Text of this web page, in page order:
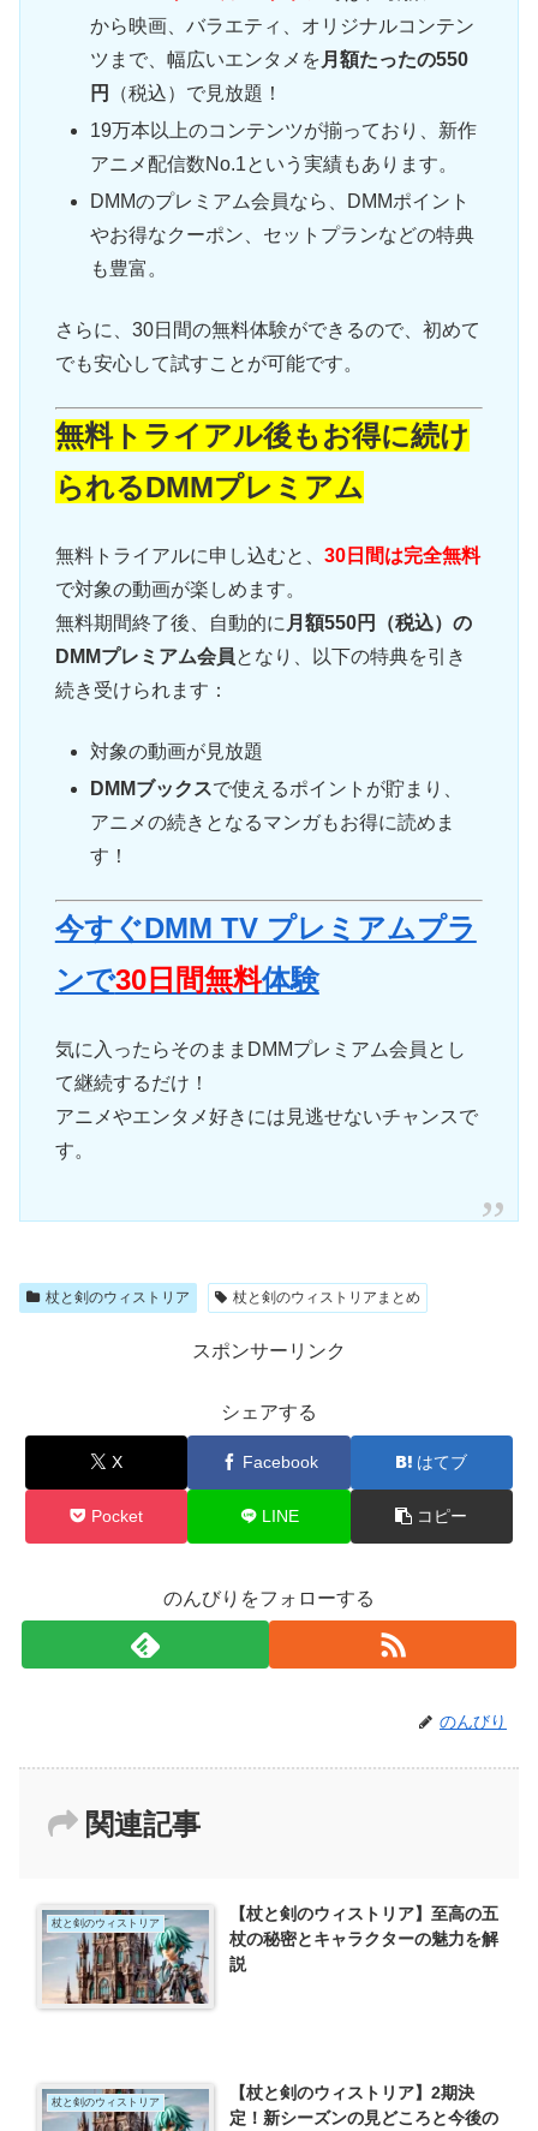
から映画、バラエティ、オリジナルコンテン
ツまで、幅広いエンタメを 月額たったの550
円
（税込）で見放題！
19万本以上のコンテンツが揃っており、新作
アニメ配信数No.1という実績もあります。
DMMのプレミアム会員なら、DMMポイント
やお得なクーポン、セットプランなどの特典
も豊富。
さらに、30日間の無料体験ができるので、初めて
でも安心して試すことが可能です。
無料トライアル後もお得に続け
られるDMMプレミアム
無料トライアルに申し込むと、 30日間は完全無料
で対象の動画が楽しめます。
無料期間終了後、自動的に 月額550円（税込）の
DMMプレミアム会員となり、以下の特典を引き
続き受けられます：
対象の動画が見放題
DMMブックスで使えるポイントが貯まり、
アニメの続きとなるマンガもお得に読めま
す！
今すぐDMM TV プレミアムプラ
ンで30日間無料体験
気に入ったらそのままDMMプレミアム会員とし
て継続するだけ！
アニメやエンタメ好きには見逃せないチャンスで
す。
杖と剣のウィストリア 杖と剣のウィストリアまとめ
スポンサーリンク
シェアする
X Facebook はてブ
Pocket LINE コピー
のんびりをフォローする
のんびり
関連記事
杖と剣のウィストリア
【杖と剣のウィストリア】至高の五
杖の秘密とキャラクターの魅力を解
説
杖と剣のウィストリア
【杖と剣のウィストリア】2期決
定！新シーズンの見どころと今後の